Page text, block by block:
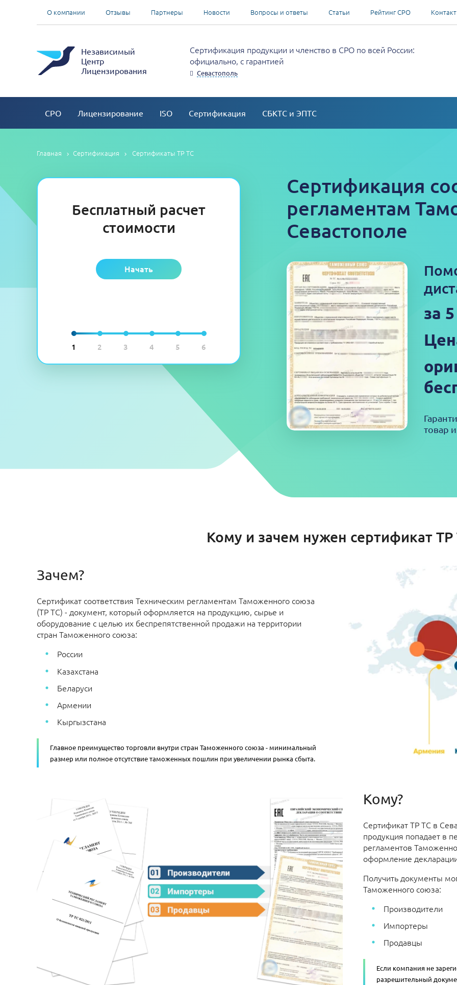
О компании Отзывы Партнеры Новости Вопросы и ответы Статьи Рейтинг СРО
Независимый
Центр
Лицензирования
Сертификация продукции и членство в СРО по всей России:
официально, с гарантией
Севастополь
СРО Лицензирование ISO Сертификация СБКТС и ЭПТС
Главная Сертификация Сертификаты ТР ТС
1 2 3 4 5 6
Бесплатный расчет
стоимости
Начать
Сертификация
регламентам
Севастополе
за
товар
Кому и зачем нужен сертификат ТР
Зачем?
Сертификат соответствия Техническим регламентам Таможенного союза
(ТР ТС) - документ, который оформляется на продукцию, сырье и
оборудование с целью их беспрепятственной продажи на территории
стран Таможенного союза:
России
Казахстана
Беларуси
Армении
Кыргызстана
Главное преимущество торговли внутри стран Таможенного союза - минимальный
размер или полное отсутствие таможенных пошлин при увеличении рынка сбыта.
Кому?
Сертификат ТР ТС в
продукция попадает в
регламентов
оформление
Получить документы
Таможенного союза:
Производители
Импортеры
Продавцы
Если компания не
разрешительный